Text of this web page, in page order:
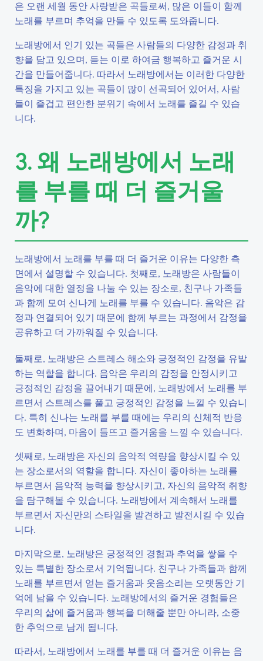
은 오랜 세월 동안 사랑받은 곡들로써, 많은 이들이 함께
노래를 부르며 추억을 만들 수 있도록 도와줍니다.
노래방에서 인기 있는 곡들은 사람들의 다양한 감정과 취
향을 담고 있으며, 듣는 이로 하여금 행복하고 즐거운 시
간을 만들어줍니다. 따라서 노래방에서는 이러한 다양한
특징을 가지고 있는 곡들이 많이 선곡되어 있어서, 사람
들이 즐겁고 편안한 분위기 속에서 노래를 즐길 수 있습
니다.
3. 왜 노래방에서 노래
를 부를 때 더 즐거울
까?
노래방에서 노래를 부를 때 더 즐거운 이유는 다양한 측
면에서 설명할 수 있습니다. 첫째로, 노래방은 사람들이
음악에 대한 열정을 나눌 수 있는 장소로, 친구나 가족들
과 함께 모여 신나게 노래를 부를 수 있습니다. 음악은 감
정과 연결되어 있기 때문에 함께 부르는 과정에서 감정을
공유하고 더 가까워질 수 있습니다.
둘째로, 노래방은 스트레스 해소와 긍정적인 감정을 유발
하는 역할을 합니다. 음악은 우리의 감정을 안정시키고
긍정적인 감정을 끌어내기 때문에, 노래방에서 노래를 부
르면서 스트레스를 풀고 긍정적인 감정을 느낄 수 있습니
다. 특히 신나는 노래를 부를 때에는 우리의 신체적 반응
도 변화하며, 마음이 들뜨고 즐거움을 느낄 수 있습니다.
셋째로, 노래방은 자신의 음악적 역량을 향상시킬 수 있
는 장소로서의 역할을 합니다. 자신이 좋아하는 노래를
부르면서 음악적 능력을 향상시키고, 자신의 음악적 취향
을 탐구해볼 수 있습니다. 노래방에서 계속해서 노래를
부르면서 자신만의 스타일을 발견하고 발전시킬 수 있습
니다.
마지막으로, 노래방은 긍정적인 경험과 추억을 쌓을 수
있는 특별한 장소로서 기억됩니다. 친구나 가족들과 함께
노래를 부르면서 얻는 즐거움과 웃음소리는 오랫동안 기
억에 남을 수 있습니다. 노래방에서의 즐거운 경험들은
우리의 삶에 즐거움과 행복을 더해줄 뿐만 아니라, 소중
한 추억으로 남게 됩니다.
따라서, 노래방에서 노래를 부를 때 더 즐거운 이유는 음